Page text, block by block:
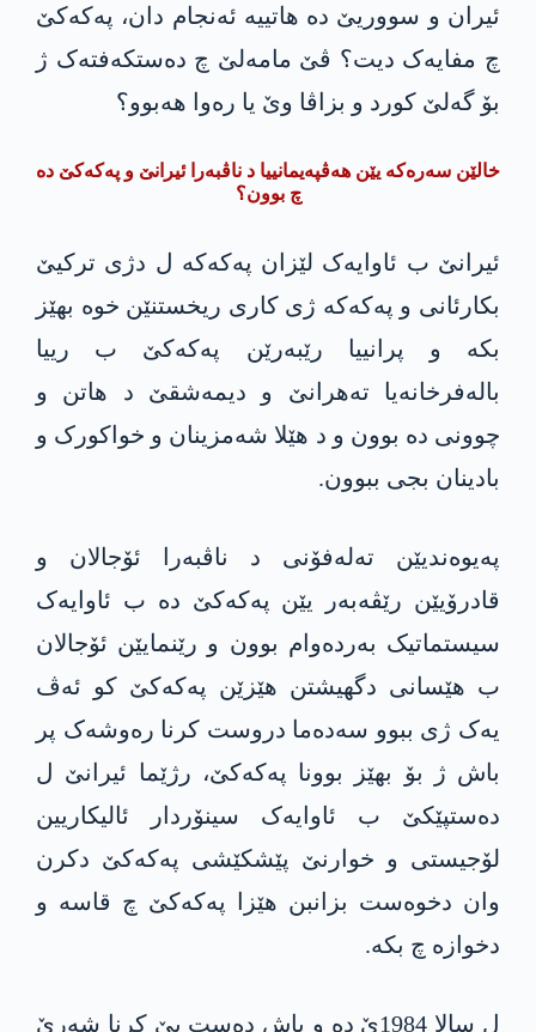
ئیران و سووریێ دە هاتییە ئەنجام دان، پەکەکێ
چ مفایەک دیت؟ ڤێ مامەلێ چ دەستکەفتەک ژ
بۆ گەلێ کورد و بزاڤا وێ یا رەوا هەبوو؟
خالێن سەرەکە یێن هەڤپەیمانییا د ناڤبەرا ئیرانێ و پەکەکێ ده‌
چ بوون؟
ئیرانێ ب ئاوایەک لێزان پەکەکە ل دژی ترکیێ
بکارئانی و پەکەکە ژی کاری ریخستنێن خوە بهێز
بکە و پرانییا رێبەرێن پەکەکێ ب رییا
بالەفرخانەیا تەهرانێ و دیمەشقێ د هاتن و
چوونی دە بوون و د هێلا شەمزینان و خواکورک و
بادینان بجی ببوون.
پەیوەندیێن تەلەفۆنی د ناڤبەرا ئۆجالان و
قادرۆیێن رێڤەبەر یێن پەکەکێ دە ب ئاوایەک
سیستماتیک بەردەوام بوون و رێنمایێن ئۆجالان
ب هێسانی دگهیشتن هێزێن پەکەکێ کو ئەڤ
یەک ژی ببوو سەدەما دروست کرنا رەوشەک پر
باش ژ بۆ بهێز بوونا پەکەکێ، رژێما ئیرانێ ل
دەستپێکێ ب ئاوایەک سینۆردار ئالیکاریین
لۆجیستی و خوارنێ پێشکێشی پەکەکێ دکرن
وان دخوەست بزانبن هێزا پەکەکێ چ قاسە و
دخوازە چ بکە.
ل سالا 1984ێ دە و پاش دەست پێ کرنا شەرێ